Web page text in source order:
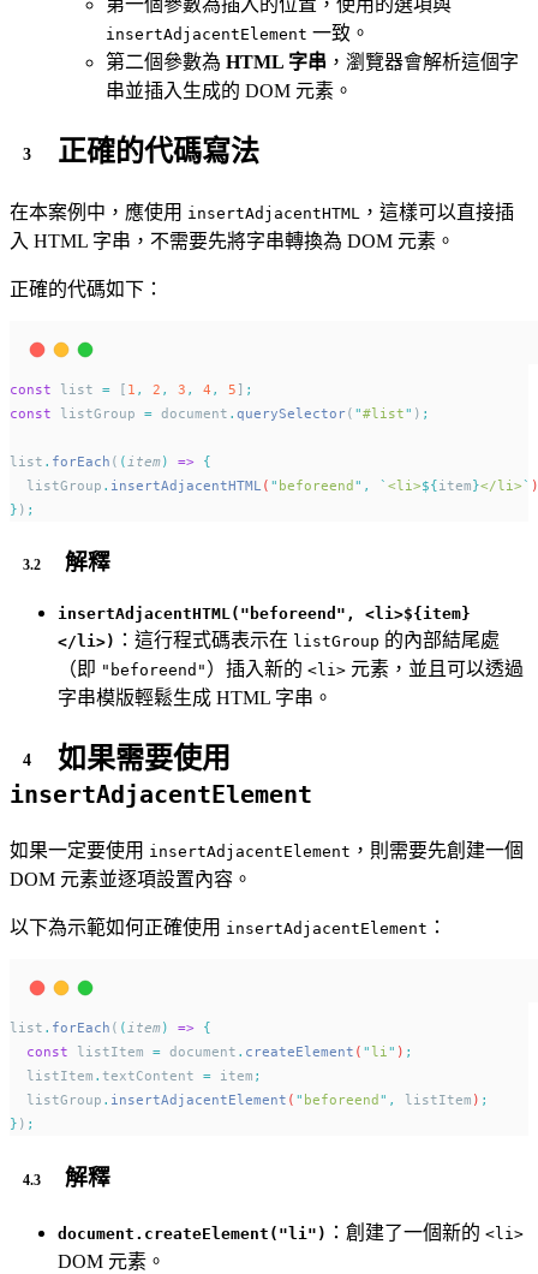
第一個參數為插入的位置，使用的選項與
insertAdjacentElement 一致。
第二個參數為 HTML 字串 ，瀏覽器會解析這個字
串並插入生成的 DOM 元素。
正確的代碼寫法
在本案例中，應使用 insertAdjacentHTML
，這樣可以直接插
入 HTML 字串，不需要先將字串轉換為 DOM 元素。
正確的代碼如下：
const list = [ 1 , 2 , 3 , 4 , 5 ] ;
const listGroup = document . querySelector( "#list" ) ;
list . forEach ( ( item) => {
listGroup . insertAdjacentHTML ( " beforeend" , ` <li>${item}</li>` )
} ) ;
解釋
insertAdjacentHTML("beforeend", <li>${item}
</li>) ：這行程式碼表示在 listGroup 的內部結尾處
（即 "beforeend" ）插入新的 <li> 元素，並且可以透過
字串模版輕鬆生成 HTML 字串。
如果需要使用
insertAdjacentElement
如果一定要使用 insertAdjacentElement ，則需要先創建一個
DOM 元素並逐項設置內容。
以下為示範如何正確使用 insertAdjacentElement ：
list . forEach ( (item) => {
const
listItem = document . createElement ( "li" ) ;
listItem . textContent = item ;
listGroup . insertAdjacentElement ( " beforeend " , listItem ) ;
} ) ;
解釋
document.createElement("li") ：創建了一個新的 <li>
DOM 元素。